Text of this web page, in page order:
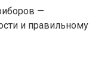
—
и правильному